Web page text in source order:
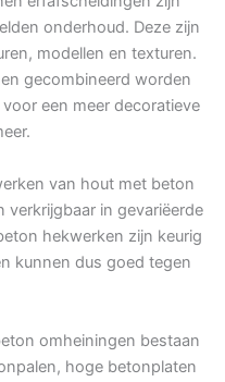
onderhoud. Deze zijn
modellen en texturen.
gecombineerd worden
een meer decoratieve
van hout met beton
verkrijgbaar in gevariëerde
hekwerken zijn keurig
kunnen dus goed tegen
omheiningen bestaan
hoge betonplaten